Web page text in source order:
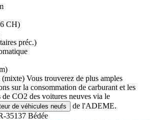
CH)
préc.)
(mixte) Vous trouverez de plus amples
sur la consommation de carburant et les
de CO2 des voitures neuves via le
de véhicules neufs
de l'ADEME.
35137 Bédée